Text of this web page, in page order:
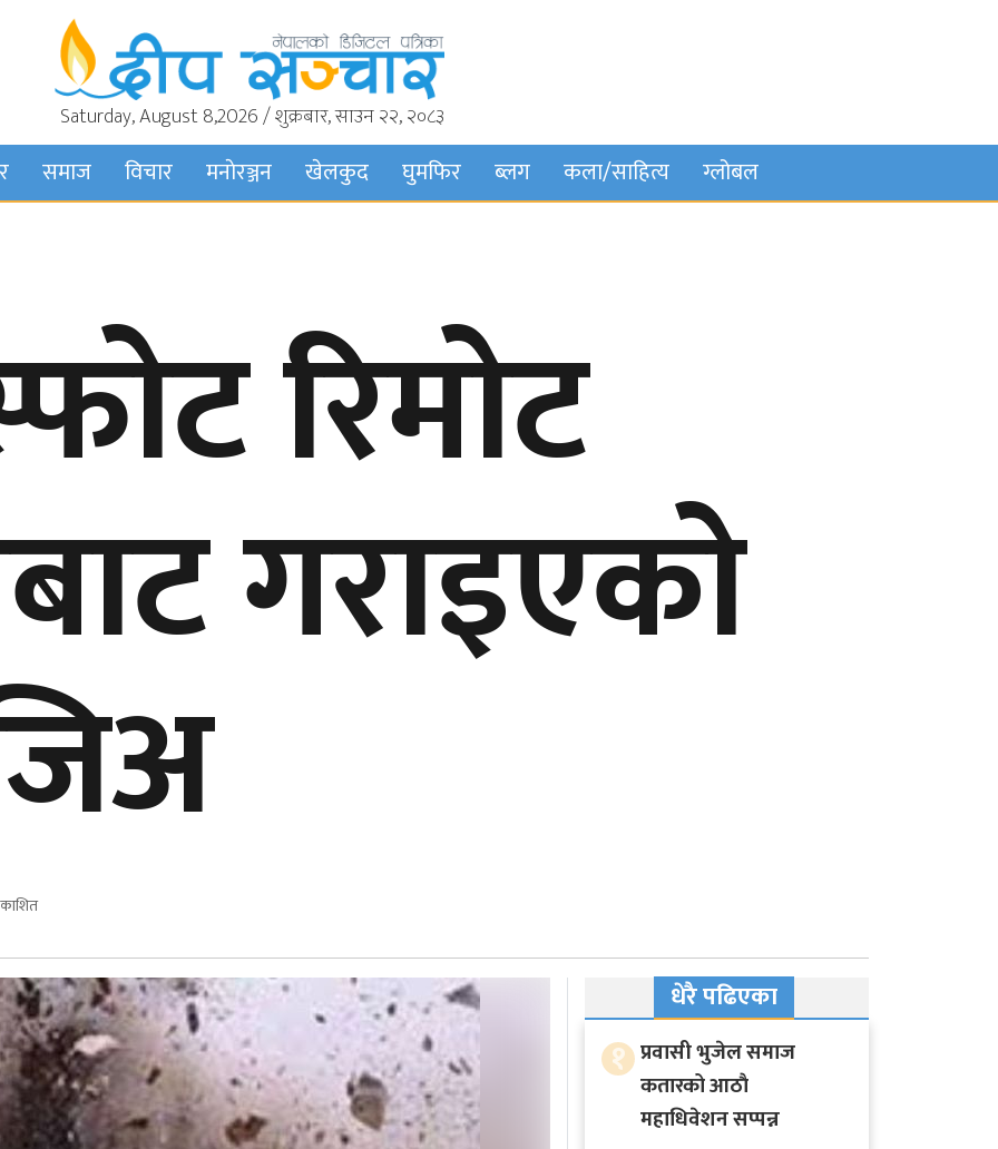
Saturday, August 8,2026 / शुक्रबार, साउन २२, २०८३
समाज विचार मनाेरञ्जन खेलकुद घुमफिर ब्लग कला/साहित्य ग्लोबल
रिमोट
गराइएको
धेरै पढिएका
१ प्रवासी भुजेल समाज
कतारको आठाै
महाधिवेशन सप्पन्न